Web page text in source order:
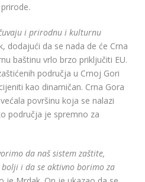
i prirodnu i kulturnu
dodajući da se nada de će Crna
baštinu vrlo brzo priključiti EU.
područja u Crnoj Gori
kao dinamičan. Crna Gora
površinu koja se nalazi
područja je spremno za
da naš sistem zaštite,
i da se aktivno borimo za